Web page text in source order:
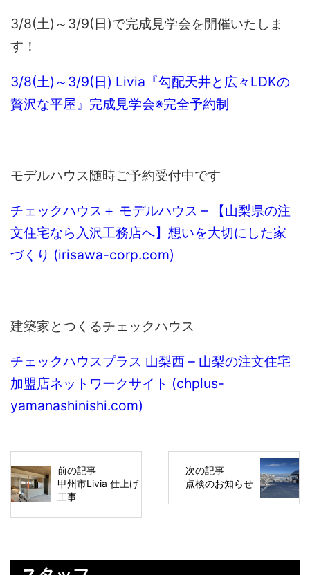
3/8(土)～3/9(日)で完成見学会を開催いたしま
す！
3/8(土)～3/9(日) Livia『勾配天井と広々LDKの
贅沢な平屋』完成見学会※完全予約制
モデルハウス随時ご予約受付中です
チェックハウス＋ モデルハウス – 【山梨県の注
文住宅なら入沢工務店へ】想いを大切にした家
づくり (irisawa-corp.com)
建築家とつくるチェックハウス
チェックハウスプラス 山梨西 – 山梨の注文住宅
加盟店ネットワークサイト (chplus-
yamanashinishi.com)
前の記事
甲州市Livia 仕上げ
工事
次の記事
点検のお知らせ